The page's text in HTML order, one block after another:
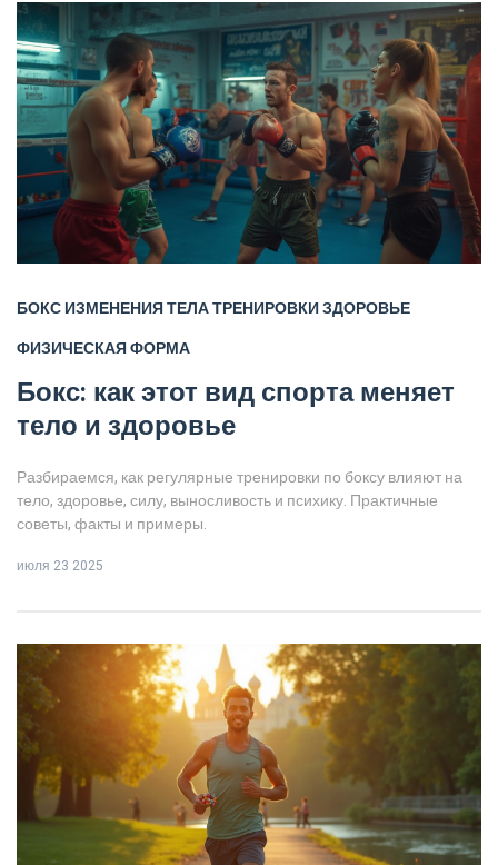
БОКСИЗМЕНЕНИЯ ТЕЛАТРЕНИРОВКИЗДОРОВЬЕ
ФИЗИЧЕСКАЯ ФОРМА
Бокс: как этот вид спорта меняет
тело и здоровье
Разбираемся, как регулярные тренировки по боксу влияют на
тело, здоровье, силу, выносливость и психику. Практичные
советы, факты и примеры.
июля 23 2025